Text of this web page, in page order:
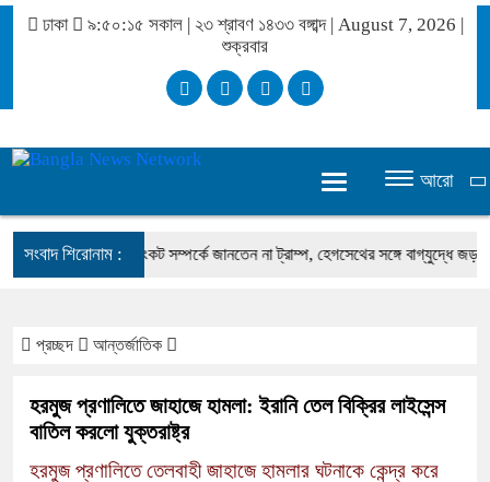
ঢাকা ৯:৫০:১৫ সকাল| ২৩ শ্রাবণ ১৪৩৩ বঙ্গাব্দ | August 7, 2026 |
শুক্রবার
আরো
সংবাদ শিরোনাম :
অস্ত্র-সংকট সম্পর্কে জানতেন না ট্রাম্প, হেগসেথের সঙ্গে বাগ্‌যুদ্ধে জড়ান
প্রচ্ছদ আন্তর্জাতিক
হরমুজ প্রণালিতে জাহাজে হামলা: ইরানি তেল বিক্রির লাইসেন্স
বাতিল করলো যুক্তরাষ্ট্র
হরমুজ প্রণালিতে তেলবাহী জাহাজে হামলার ঘটনাকে কেন্দ্র করে